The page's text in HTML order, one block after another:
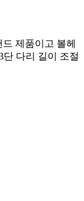
제품이고 볼헤
다리 길이 조절